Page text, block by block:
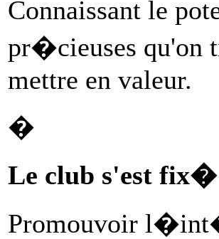
Connaissant le
pr�cieuses qu'on
mettre en valeur.
�
Le club s'est
Promouvoir